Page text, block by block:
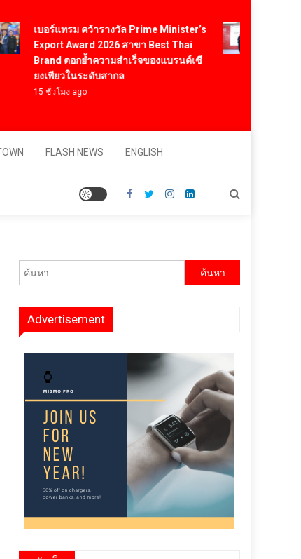
เบอร์แทรม คว้ารางวัล Prime Minister’s
Export Award 2026 สาขา Best Thai
Brand ตอกย้ำความสำเร็จของแบรนด์เซี
ยงเพียวในระดับสากล
15 ชั่วโมง ago
FLASH NEWS ENGLISH
ค้นหา
Advertisement